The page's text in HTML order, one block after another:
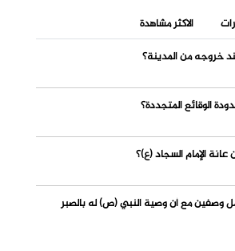
الاكثر مشاهدة
خروجه من المدينة؟
الوقائع المتجددة؟
الإمام السجاد (ع)؟
وصفين مع أن وصية النبي (ص) له بالصبر